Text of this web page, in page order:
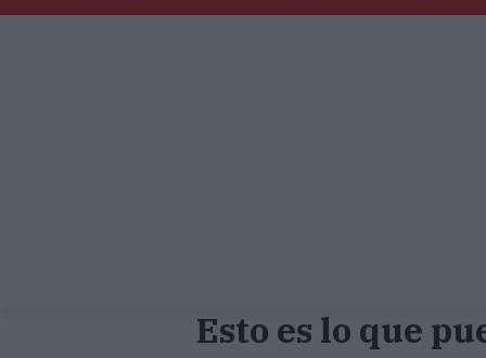
Esto es lo que